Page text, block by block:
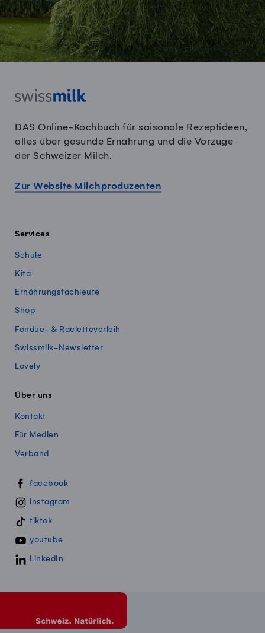
DAS Online-Kochbuch für saisonale Rezeptideen,
alles über gesunde Ernährung und die Vorzüge
der Schweizer Milch.
Zur Website Milchproduzenten
Services
Schule
Kita
Ernährungsfachleute
Shop
Fondue- & Racletteverleih
Swissmilk-Newsletter
Lovely
Über uns
Kontakt
Für Medien
Verband
Swissmillk auf Social Media
facebook
instagram
tiktok
youtube
LinkedIn